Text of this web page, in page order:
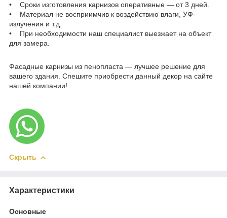
• Сроки изготовления карнизов оперативные — от 3 дней.
• Материал не восприимчив к воздействию влаги, УФ-
излучения и т.д.
• При необходимости наш специалист выезжает на объект
для замера.
Фасадные карнизы из пенопласта — лучшее решение для
вашего здания. Спешите приобрести данный декор на сайте
нашей компании!
Скрыть
Характеристики
Основные